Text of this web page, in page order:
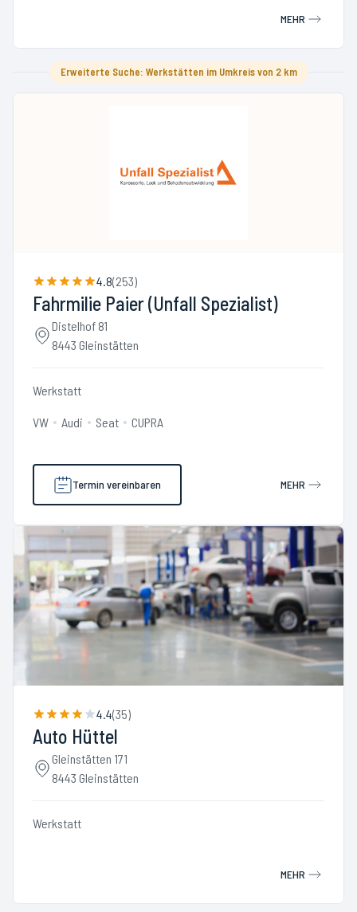
MEHR
Erweiterte Suche: Werkstätten im Umkreis von 2 km
4.8(253)
Fahrmilie Paier (Unfall Spezialist)
Distelhof 81
8443 Gleinstätten
Werkstatt
VW Audi Seat CUPRA
Termin vereinbaren MEHR
4.4(35)
Auto Hüttel
Gleinstätten 171
8443 Gleinstätten
Werkstatt
MEHR